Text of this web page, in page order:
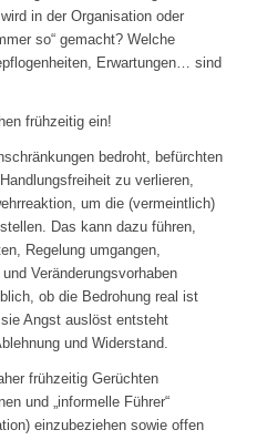
in der Organisation oder
so“ gemacht? Welche
Erwartungen… sind
frühzeitig ein!
bedroht, befürchten
zu verlieren,
um die (vermeintlich)
Das kann dazu führen,
Regelung umgangen,
Veränderungsvorhaben
ob die Bedrohung real ist
Angst auslöst entsteht
und Widerstand.
frühzeitig Gerüchten
und „informelle Führer“
einzubeziehen sowie offen